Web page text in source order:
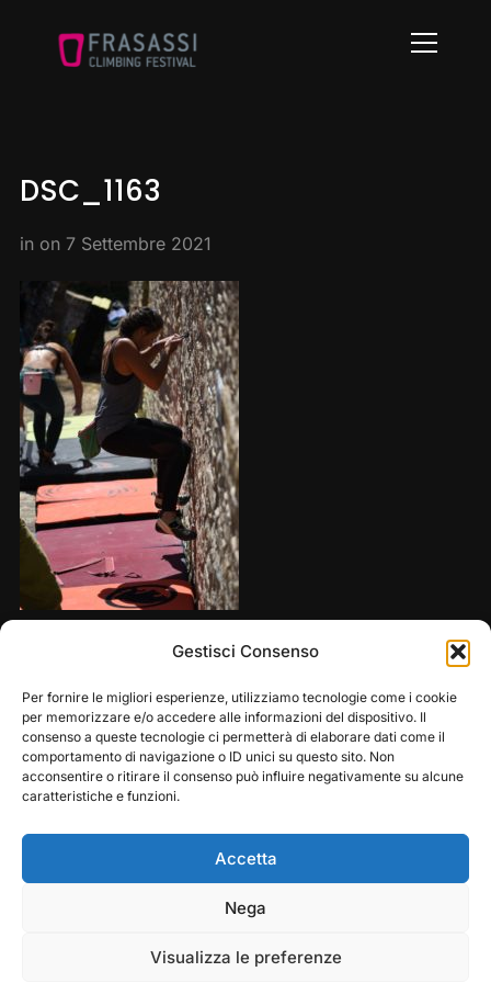
Gestisci Consenso
Per fornire le migliori esperienze, utilizziamo tecnologie come i cookie
per memorizzare e/o accedere alle informazioni del dispositivo. Il
consenso a queste tecnologie ci permetterà di elaborare dati come il
comportamento di navigazione o ID unici su questo sito. Non
acconsentire o ritirare il consenso può influire negativamente su alcune
caratteristiche e funzioni.
Accetta
Nega
Visualizza le preferenze
Info
DSC_1163
in on 7 Settembre 2021
Copyright © 2026 — Frasassi Climbing Festival. All
Rights Reserved